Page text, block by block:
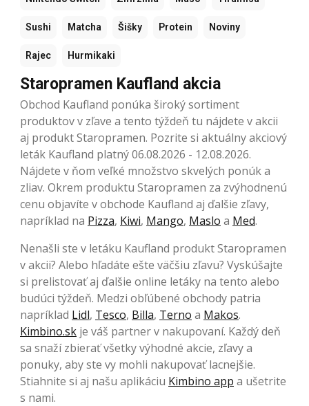
Sushi Matcha Šišky Protein Noviny
Rajec Hurmikaki
Staropramen Kaufland akcia
Obchod Kaufland ponúka široký sortiment
produktov v zľave a tento týždeň tu nájdete v akcii
aj produkt Staropramen. Pozrite si aktuálny akciový
leták Kaufland platný 06.08.2026 - 12.08.2026.
Nájdete v ňom veľké množstvo skvelých ponúk a
zliav. Okrem produktu Staropramen za zvýhodnenú
cenu objavíte v obchode Kaufland aj ďalšie zľavy,
napríklad na Pizza, Kiwi, Mango, Maslo a Med.
Nenašli ste v letáku Kaufland produkt Staropramen
v akcii? Alebo hľadáte ešte väčšiu zľavu? Vyskúšajte
si prelistovať aj ďalšie online letáky na tento alebo
budúci týždeň. Medzi obľúbené obchody patria
napríklad Lidl, Tesco, Billa, Terno a Makos.
Kimbino.sk je váš partner v nakupovaní. Každý deň
sa snaží zbierať všetky výhodné akcie, zľavy a
ponuky, aby ste vy mohli nakupovať lacnejšie.
Stiahnite si aj našu aplikáciu Kimbino app a ušetrite
s nami.